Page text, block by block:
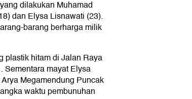
dilakukan Muhamad
dan Elysa Lisnawati (23).
barang berharga milik
plastik hitam di Jalan Raya
Sementara mayat Elysa
Megamendung Puncak
waktu pembunuhan